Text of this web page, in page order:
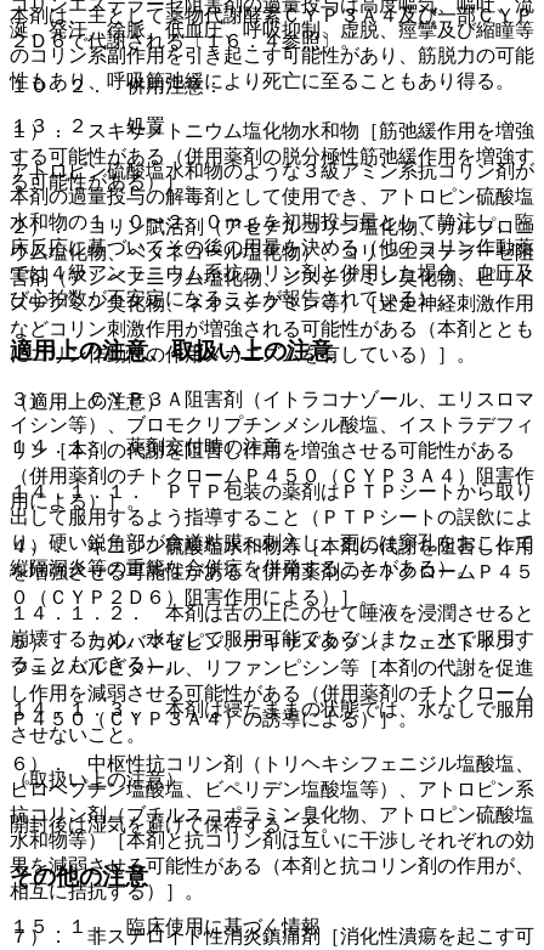
コリンエステラーゼ阻害剤の過量投与は高度嘔気、嘔吐、流
涎、発汗、徐脈、低血圧、呼吸抑制、虚脱、痙攣及び縮瞳等
のコリン系副作用を引き起こす可能性があり、筋脱力の可能
性もあり、呼吸筋弛緩により死亡に至ることもあり得る。
１３．２． 処置
アトロピン硫酸塩水和物のような３級アミン系抗コリン剤が
本剤の過量投与の解毒剤として使用でき、アトロピン硫酸塩
水和物の１．０〜２．０ｍｇを初期投与量として静注し、臨
床反応に基づいてその後の用量を決める（他のコリン作動薬
では４級アンモニウム系抗コリン剤と併用した場合、血圧及
び心拍数が不安定になることが報告されている）。
適用上の注意、取扱い上の注意
（適用上の注意）
１４．１． 薬剤交付時の注意
１４．１．１． ＰＴＰ包装の薬剤はＰＴＰシートから取り
出して服用するよう指導すること（ＰＴＰシートの誤飲によ
り、硬い鋭角部が食道粘膜へ刺入し、更には穿孔をおこして
縦隔洞炎等の重篤な合併症を併発することがある）。
１４．１．２． 本剤は舌の上にのせて唾液を浸潤させると
崩壊するため、水なしで服用可能である（また、水で服用す
ることもできる）。
１４．１．３． 本剤は寝たままの状態では、水なしで服用
させないこと。
（取扱い上の注意）
開封後は湿気を避けて保存すること。
その他の注意
１５．１． 臨床使用に基づく情報
本剤は、主として薬物代謝酵素ＣＹＰ３Ａ４及び一部ＣＹＰ
２Ｄ６で代謝される〔１６．４参照〕。
１０．２． 併用注意：
１）． スキサメトニウム塩化物水和物［筋弛緩作用を増強
する可能性がある（併用薬剤の脱分極性筋弛緩作用を増強す
る可能性がある）］。
２）． コリン賦活剤（アセチルコリン塩化物、カルプロニ
ウム塩化物、ベタネコール塩化物）、コリンエステラーゼ阻
害剤（アンベノニウム塩化物、ジスチグミン臭化物、ピリド
スチグミン臭化物、ネオスチグミン等）［迷走神経刺激作用
などコリン刺激作用が増強される可能性がある（本剤ととも
にコリン作動性の作用メカニズムを有している）］。
３）． ＣＹＰ３Ａ阻害剤（イトラコナゾール、エリスロマ
イシン等）、ブロモクリプチンメシル酸塩、イストラデフィ
リン［本剤の代謝を阻害し作用を増強させる可能性がある
（併用薬剤のチトクロームＰ４５０（ＣＹＰ３Ａ４）阻害作
用による）］。
４）． キニジン硫酸塩水和物等［本剤の代謝を阻害し作用
を増強させる可能性がある（併用薬剤のチトクロームＰ４５
０（ＣＹＰ２Ｄ６）阻害作用による）］。
５）． カルバマゼピン、デキサメタゾン、フェニトイン、
フェノバルビタール、リファンピシン等［本剤の代謝を促進
し作用を減弱させる可能性がある（併用薬剤のチトクローム
Ｐ４５０（ＣＹＰ３Ａ４）の誘導による）］。
６）． 中枢性抗コリン剤（トリヘキシフェニジル塩酸塩、
ピロヘプチン塩酸塩、ビペリデン塩酸塩等）、アトロピン系
抗コリン剤（ブチルスコポラミン臭化物、アトロピン硫酸塩
水和物等）［本剤と抗コリン剤は互いに干渉しそれぞれの効
果を減弱させる可能性がある（本剤と抗コリン剤の作用が、
相互に拮抗する）］。
７）． 非ステロイド性消炎鎮痛剤［消化性潰瘍を起こす可